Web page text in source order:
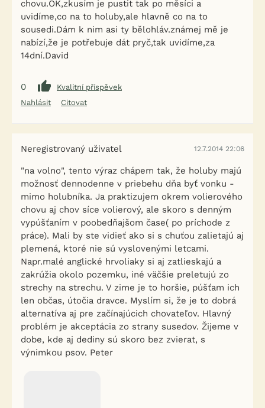
chovu.OK,zkusím je pustit tak po měsíci a
uvidíme,co na to holuby,ale hlavně co na to
sousedi.Dám k nim asi ty bělohláv.známej mě je
nabízí,že je potřebuje dát pryč,tak uvidíme,za
14dní.David
0
Kvalitní příspěvek
Nahlásit
Citovat
Neregistrovaný uživatel 12.7.2014 22:06
"na volno", tento výraz chápem tak, že holuby majú
možnosť dennodenne v priebehu dňa byť vonku -
mimo holubníka. Ja praktizujem okrem volierového
chovu aj chov síce volierový, ale skoro s denným
vypúšťaním v poobedňajšom čase( po príchode z
práce). Mali by ste vidieť ako si s chuťou zalietajú aj
plemená, ktoré nie sú vyslovenými letcami.
Napr.malé anglické hrvoliaky si aj zatlieskajú a
zakrúžia okolo pozemku, iné väčšie preletujú zo
strechy na strechu. V zime je to horšie, púšťam ich
len občas, útočia dravce. Myslím si, že je to dobrá
alternatíva aj pre začínajúcich chovateľov. Hlavný
problém je akceptácia zo strany susedov. Žijeme v
dobe, kde aj dediny sú skoro bez zvierat, s
výnimkou psov. Peter